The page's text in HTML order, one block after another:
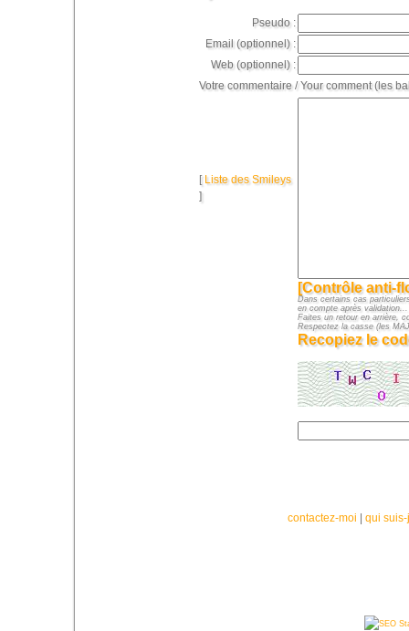
Pseudo :
Email (optionnel) :
Web (optionnel) :
Votre commentaire / Your comment (les
[ Liste des Smileys
]
[Contrôle anti-
Dans certains cas
en compte après
Faites un retour en arrière,
Respectez la casse (les
Recopiez le
contactez-moi qui